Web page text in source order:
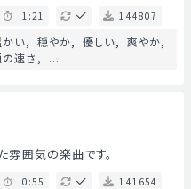
1:21 144807
かい 穏やか 優しい
爽やか
速さ ...
雰囲気の楽曲です。
0:55 141654